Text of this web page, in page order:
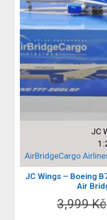
JC
AirBridgeCargo
JC Wings – Boeing
Air
3,999Kč